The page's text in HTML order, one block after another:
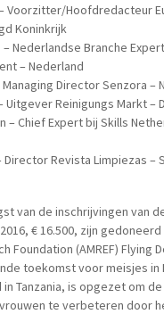
Voorzitter/Hoofdredacteur
Koninkrijk
Nederlandse Branche
– Nederland
Director Senzora –
Uitgever Reinigungs Markt –
– Chief Expert bij Skills
Revista Limpiezas –
van de inschrijvingen van
€ 16.500, zijn
Foundation (AMREF) Flying
toekomst voor meisjes in
Tanzania, is opgezet om
te verbeteren door